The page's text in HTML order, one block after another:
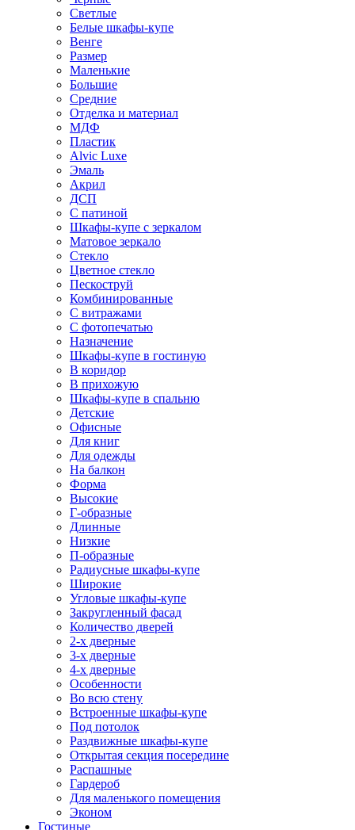
Светлые
Белые шкафы-купе
Венге
Размер
Маленькие
Большие
Средние
Отделка и материал
МДФ
Пластик
Alvic Luxe
Эмаль
Акрил
ДСП
С патиной
Шкафы-купе с зеркалом
Матовое зеркало
Стекло
Цветное стекло
Пескоструй
Комбинированные
С витражами
С фотопечатью
Назначение
Шкафы-купе в гостиную
В коридор
В прихожую
Шкафы-купе в спальню
Детские
Офисные
Для книг
Для одежды
На балкон
Форма
Высокие
Г-образные
Длинные
Низкие
П-образные
Радиусные шкафы-купе
Широкие
Угловые шкафы-купе
Закругленный фасад
Количество дверей
2-х дверные
3-х дверные
4-х дверные
Особенности
Во всю стену
Встроенные шкафы-купе
Под потолок
Раздвижные шкафы-купе
Открытая секция посередине
Распашные
Гардероб
Для маленького помещения
Эконом
Гостиные